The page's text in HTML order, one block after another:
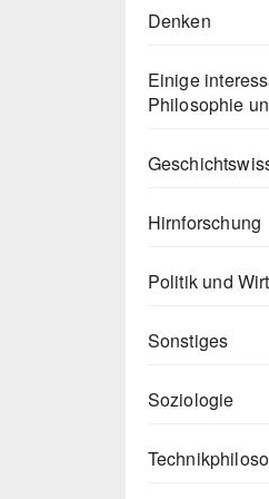
Denken
Einige
Philosophie
Hirnforschung
Politik und
Sonstiges
Soziologie